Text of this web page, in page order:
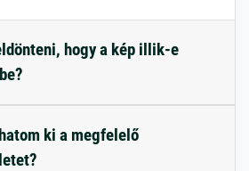
hogy a kép illik-e
ki a megfelelő